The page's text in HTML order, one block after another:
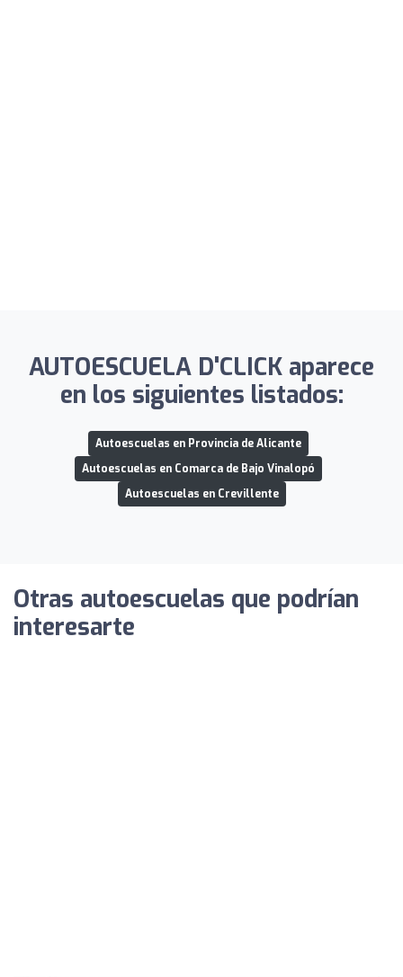
AUTOESCUELA D'CLICK aparece
en los siguientes listados:
Autoescuelas en Provincia de Alicante
Autoescuelas en Comarca de Bajo Vinalopó
Autoescuelas en Crevillente
Otras autoescuelas que podrían
interesarte